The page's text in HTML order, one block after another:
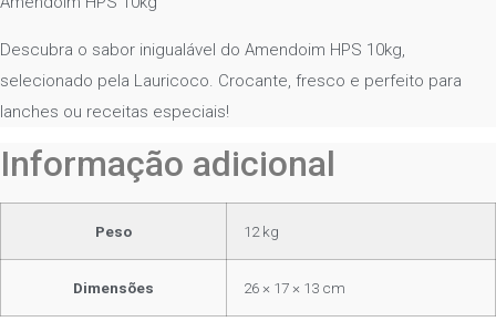
Descubra o sabor inigualável do Amendoim HPS 10kg,
selecionado pela Lauricoco. Crocante, fresco e perfeito para
lanches ou receitas especiais!
Informação adicional
Peso 12 kg
Dimensões 26 × 17 × 13 cm